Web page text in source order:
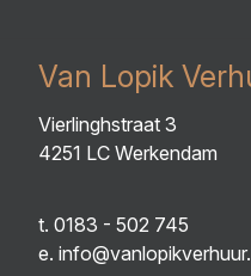
Van Lopik
Vierlinghstraat 3
4251 LC Werkendam
t. 0183 - 502 745
e.